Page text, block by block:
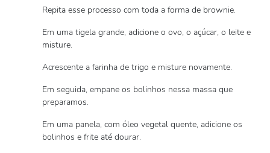
Repita esse processo com toda a forma de brownie.
Em uma tigela grande, adicione o ovo, o açúcar, o leite e
misture.
Acrescente a farinha de trigo e misture novamente.
Em seguida, empane os bolinhos nessa massa que
preparamos.
Em uma panela, com óleo vegetal quente, adicione os
bolinhos e frite até dourar.